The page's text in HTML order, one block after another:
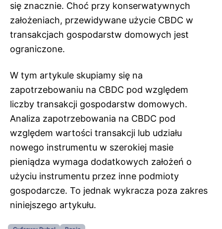
się znacznie. Choć przy konserwatywnych
założeniach, przewidywane użycie CBDC w
transakcjach gospodarstw domowych jest
ograniczone.
W tym artykule skupiamy się na
zapotrzebowaniu na CBDC pod względem
liczby transakcji gospodarstw domowych.
Analiza zapotrzebowania na CBDC pod
względem wartości transakcji lub udziału
nowego instrumentu w szerokiej masie
pieniądza wymaga dodatkowych założeń o
użyciu instrumentu przez inne podmioty
gospodarcze. To jednak wykracza poza zakres
niniejszego artykułu.